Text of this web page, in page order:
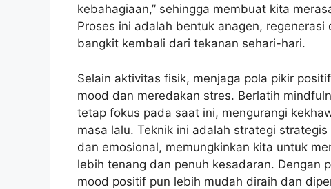
kebahagiaan,” sehingga membuat kita
Proses ini adalah bentuk anagen,
bangkit kembali dari tekanan sehari-hari.
Selain aktivitas fisik, menjaga pola pikir
mood dan meredakan stres. Berlatih
tetap fokus pada saat ini, mengurangi
masa lalu. Teknik ini adalah strategi
dan emosional, memungkinkan kita untuk
lebih tenang dan penuh kesadaran. Dengan
mood positif pun lebih mudah diraih dan